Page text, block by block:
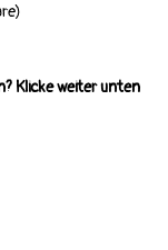
Klicke weiter unten